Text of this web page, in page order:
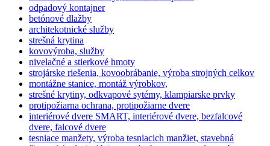
odpadový kontajner
betónové dlažby
architekotnické služby
strešná krytina
kovovýroba, služby
nivelačné a stierkové hmoty
strojárske riešenia, kovoobrábanie, výroba strojných celkov
montážne stanice, montáž výrobkov,
strešné krytiny, odkvapové sytémy, klampiarske prvky
protipožiarna ochrana, protipožiarne dvere
interiérové dvere SMART, interiérové dvere, bezfalcové
dvere, falcové dvere
tesniace manžety, výroba tesniacich manžiet, stavebná